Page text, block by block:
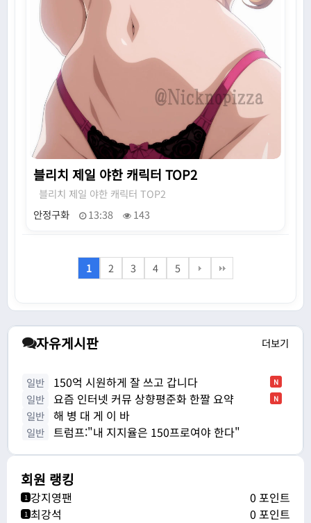
자유게시판 더보기
일반 150억 시원하게 잘 쓰고 갑니다 N
일반 요즘 인터넷 커뮤 상향평준화 한짤 요약 N
일반 해 병 대 게 이 바
일반 트럼프:"내 지지율은 150프로여야 한다"
회원 랭킹
1 강지영팬 0 포인트
1 최강석
0 포인트
블리치 제일 야한 캐릭터 TOP2
블리치 제일 야한 캐릭터 TOP2
안정구화
13:38 143
1 2 3 4 5